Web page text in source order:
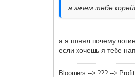
а зачем тебе
а я понял почему
если хочешь я тебе
Bloomers --> ??? --> Profit